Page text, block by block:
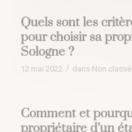
Quels sont les
pour choisir sa
Sologne ?
12 mai 2022 / dans Non classé
Comment et
propriétaire d’un